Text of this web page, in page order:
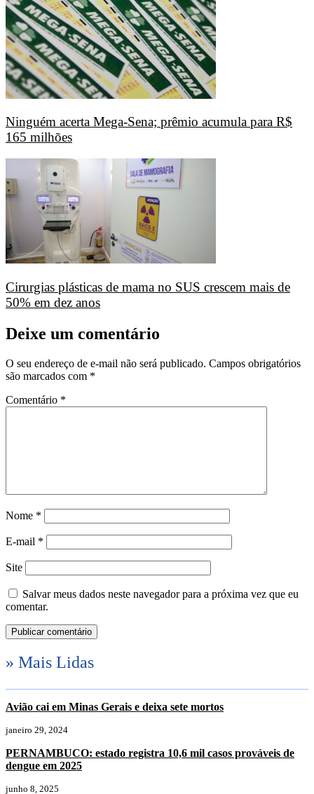
Ninguém acerta Mega-Sena; prêmio acumula para R$
165 milhões
Cirurgias plásticas de mama no SUS crescem mais de
50% em dez anos
Deixe um comentário
O seu endereço de e-mail não será publicado. Campos obrigatórios
são marcados com *
Comentário *
Nome *
E-mail *
Site
Salvar meus dados neste navegador para a próxima vez que eu
comentar.
» Mais Lidas
Avião cai em Minas Gerais e deixa sete mortos
janeiro 29, 2024
PERNAMBUCO: estado registra 10,6 mil casos prováveis de
dengue em 2025
junho 8, 2025